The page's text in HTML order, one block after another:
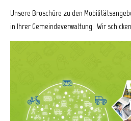
Unsere Broschüre zu den
in Ihrer Gemeindeverwaltung. Wir